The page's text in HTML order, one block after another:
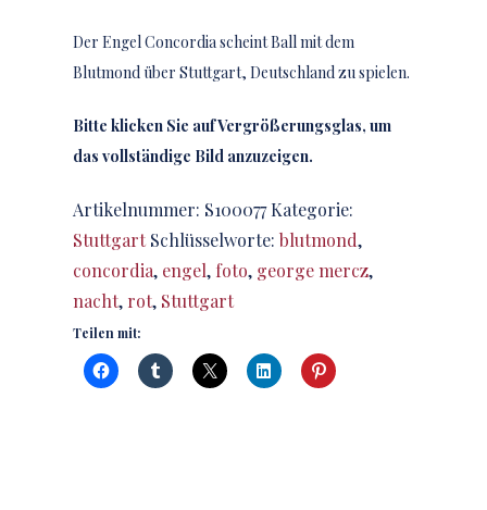
Der Engel Concordia scheint Ball mit dem
Blutmond über Stuttgart, Deutschland zu spielen.
Bitte klicken Sie auf Vergrößerungsglas, um
das vollständige Bild anzuzeigen.
Artikelnummer: S100077Kategorie:
Stuttgart Schlüsselworte: blutmond,
concordia, engel, foto, george mercz,
nacht, rot, Stuttgart
Teilen mit: